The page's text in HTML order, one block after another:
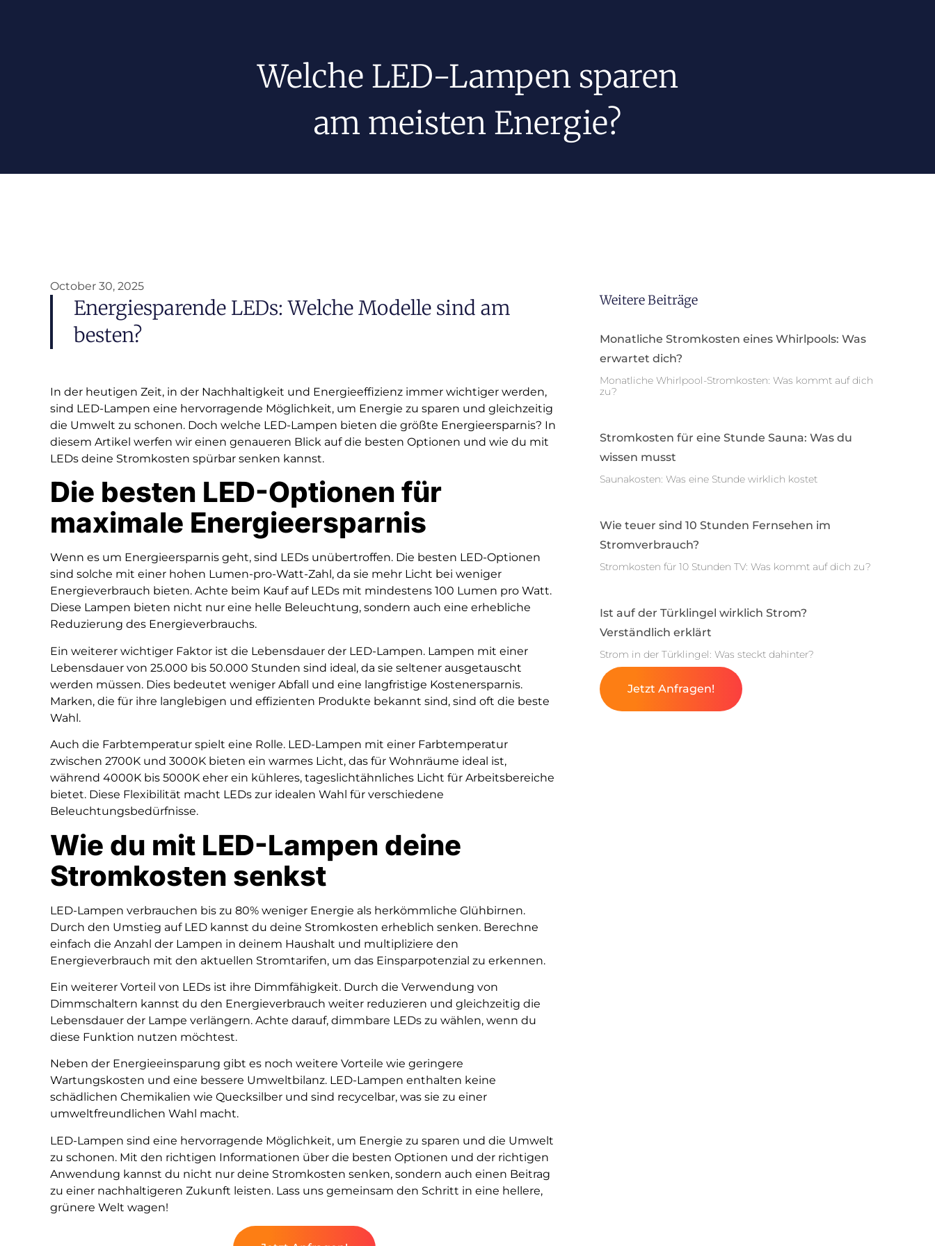
Welche LED-Lampen sparen
am meisten Energie?
October 30, 2025
Energiesparende LEDs: Welche Modelle sind am
besten?
In der heutigen Zeit, in der Nachhaltigkeit und Energieeffizienz immer wichtiger werden,
sind LED-Lampen eine hervorragende Möglichkeit, um Energie zu sparen und gleichzeitig
die Umwelt zu schonen. Doch welche LED-Lampen bieten die größte Energieersparnis? In
diesem Artikel werfen wir einen genaueren Blick auf die besten Optionen und wie du mit
LEDs deine Stromkosten spürbar senken kannst.
Die besten LED-Optionen für
maximale Energieersparnis
Wenn es um Energieersparnis geht, sind LEDs unübertroffen. Die besten LED-Optionen
sind solche mit einer hohen Lumen-pro-Watt-Zahl, da sie mehr Licht bei weniger
Energieverbrauch bieten. Achte beim Kauf auf LEDs mit mindestens 100 Lumen pro Watt.
Diese Lampen bieten nicht nur eine helle Beleuchtung, sondern auch eine erhebliche
Reduzierung des Energieverbrauchs.
Ein weiterer wichtiger Faktor ist die Lebensdauer der LED-Lampen. Lampen mit einer
Lebensdauer von 25.000 bis 50.000 Stunden sind ideal, da sie seltener ausgetauscht
werden müssen. Dies bedeutet weniger Abfall und eine langfristige Kostenersparnis.
Marken, die für ihre langlebigen und effizienten Produkte bekannt sind, sind oft die beste
Wahl.
Auch die Farbtemperatur spielt eine Rolle. LED-Lampen mit einer Farbtemperatur
zwischen 2700K und 3000K bieten ein warmes Licht, das für Wohnräume ideal ist,
während 4000K bis 5000K eher ein kühleres, tageslichtähnliches Licht für Arbeitsbereiche
bietet. Diese Flexibilität macht LEDs zur idealen Wahl für verschiedene
Beleuchtungsbedürfnisse.
Wie du mit LED-Lampen deine
Stromkosten senkst
LED-Lampen verbrauchen bis zu 80% weniger Energie als herkömmliche Glühbirnen.
Durch den Umstieg auf LED kannst du deine Stromkosten erheblich senken. Berechne
einfach die Anzahl der Lampen in deinem Haushalt und multipliziere den
Energieverbrauch mit den aktuellen Stromtarifen, um das Einsparpotenzial zu erkennen.
Ein weiterer Vorteil von LEDs ist ihre Dimmfähigkeit. Durch die Verwendung von
Dimmschaltern kannst du den Energieverbrauch weiter reduzieren und gleichzeitig die
Lebensdauer der Lampe verlängern. Achte darauf, dimmbare LEDs zu wählen, wenn du
diese Funktion nutzen möchtest.
Neben der Energieeinsparung gibt es noch weitere Vorteile wie geringere
Wartungskosten und eine bessere Umweltbilanz. LED-Lampen enthalten keine
schädlichen Chemikalien wie Quecksilber und sind recycelbar, was sie zu einer
umweltfreundlichen Wahl macht.
LED-Lampen sind eine hervorragende Möglichkeit, um Energie zu sparen und die Umwelt
zu schonen. Mit den richtigen Informationen über die besten Optionen und der richtigen
Anwendung kannst du nicht nur deine Stromkosten senken, sondern auch einen Beitrag
zu einer nachhaltigeren Zukunft leisten. Lass uns gemeinsam den Schritt in eine hellere,
grünere Welt wagen!
Weitere Beiträge
Monatliche Stromkosten eines Whirlpools: Was
erwartet dich?
Monatliche Whirlpool-Stromkosten: Was kommt auf dich
zu?
Stromkosten für eine Stunde Sauna: Was du
wissen musst
Saunakosten: Was eine Stunde wirklich kostet
Wie teuer sind 10 Stunden Fernsehen im
Stromverbrauch?
Stromkosten für 10 Stunden TV: Was kommt auf dich zu?
Ist auf der Türklingel wirklich Strom?
Verständlich erklärt
Strom in der Türklingel: Was steckt dahinter?
Jetzt Anfragen!